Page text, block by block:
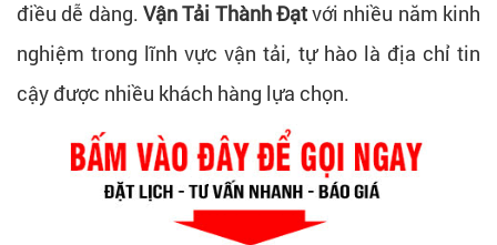
điều dễ dàng. Vận Tải Thành Đạtvới nhiều năm kinh
nghiệm trong lĩnh vực vận tải, tự hào là địa chỉ tin
cậy được nhiều khách hàng lựa chọn.